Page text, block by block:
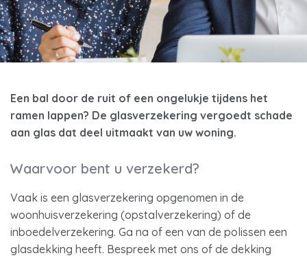
Een bal door de ruit of een ongelukje tijdens het
ramen lappen? De glasverzekering vergoedt schade
aan glas dat deel uitmaakt van uw woning.
Waarvoor bent u verzekerd?
Vaak is een glasverzekering opgenomen in de
woonhuisverzekering (opstalverzekering) of de
inboedelverzekering. Ga na of een van de polissen een
glasdekking heeft. Bespreek met ons of de dekking